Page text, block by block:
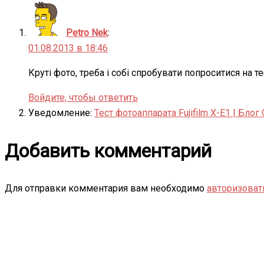
Petro Nek:
01.08.2013 в 18:46
Круті фото, треба і собі спробувати попроситися на
Войдите, чтобы ответить
Уведомление: Тест фотоаппарата Fujifilm X-E1 | Блог
Добавить комментарий
Для отправки комментария вам необходимо